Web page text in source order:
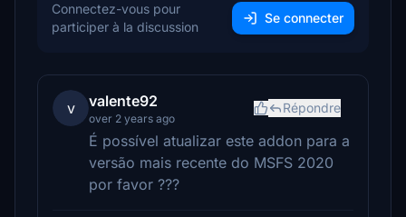
Connectez-vous pour
participer à la discussion
Se connecter
v valente92
over 2 years ago
Répondre
É possível atualizar este addon para a
versão mais recente do MSFS 2020
por favor ???